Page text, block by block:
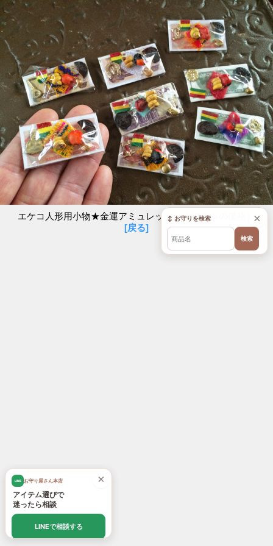
エケコ人形用小物★金運アミュレット（小物のみの価格）
[戻る]
×
LINE お守り屋さん本店
アイテム選びで
迷ったら相談
LINEで相談する
×
↕ お守りを検索
検索